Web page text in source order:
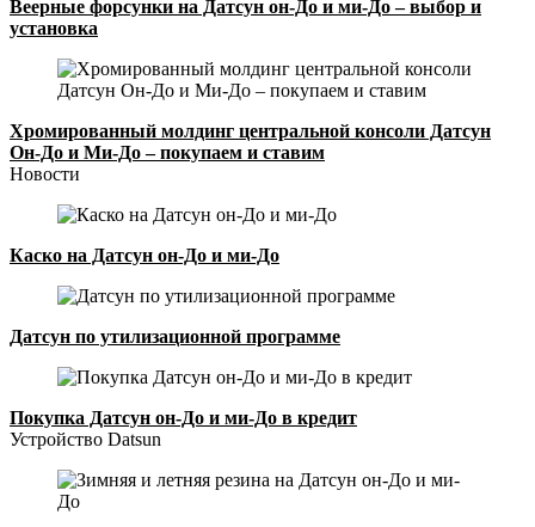
Веерные форсунки на Датсун он-До и ми-До – выбор и
установка
Хромированный молдинг центральной консоли Датсун
Он-До и Ми-До – покупаем и ставим
Новости
Каско на Датсун он-До и ми-До
Датсун по утилизационной программе
Покупка Датсун он-До и ми-До в кредит
Устройство Datsun